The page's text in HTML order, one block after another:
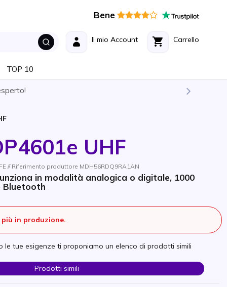
Bene
Carrello
Il mio Account
TOP 10
UHF
// Riferimento produttore MDH56RDQ9RA1AN
in modalità analogica o digitale, 1000
Bluetooth
in produzione.
le tue esigenze ti proponiamo un elenco di prodotti simili
Prodotti simili